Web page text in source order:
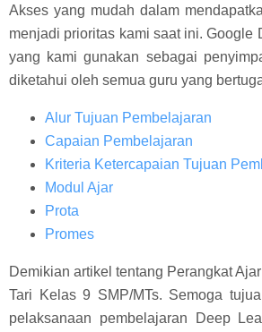
Akses yang mudah dalam
menjadi prioritas kami saat ini. Google
yang kami gunakan sebagai
diketahui oleh semua guru yang
Alur Tujuan Pembelajaran
Capaian Pembelajaran
Kriteria Ketercapaian Tujuan
Modul Ajar
Prota
Promes
Demikian artikel tentang Perangkat
Tari Kelas 9 SMP/MTs. Semoga
pelaksanaan pembelajaran Deep